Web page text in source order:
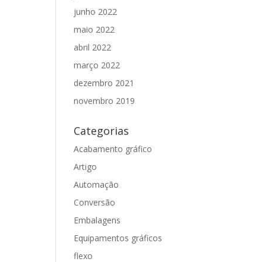
junho 2022
maio 2022
abril 2022
março 2022
dezembro 2021
novembro 2019
Categorias
Acabamento gráfico
Artigo
Automação
Conversão
Embalagens
Equipamentos gráficos
flexo